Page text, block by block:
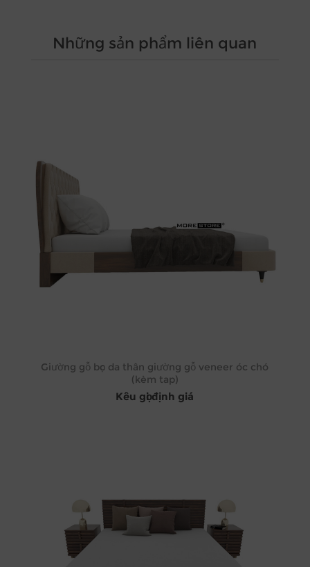
Những sản phẩm liên quan
Giường gỗ bọc da thân giường gỗ veneer óc chó
(kèm tap)
Kêu gọi định giá